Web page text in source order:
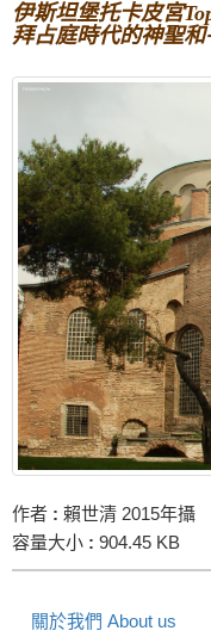
伊斯坦堡托卡皮宮
拜占庭時代的神聖
作者 : 賴世清 2015年攝
容量大小 : 904.45 KB
關於我們 About us